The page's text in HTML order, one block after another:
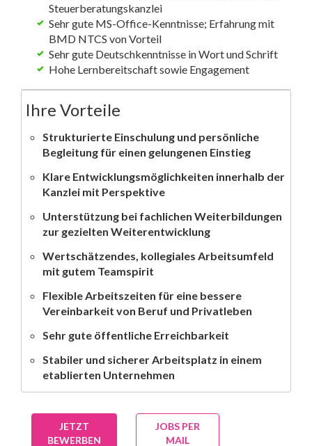
Steuerberatungskanzlei
Sehr gute MS-Office-Kenntnisse; Erfahrung mit
BMD NTCS von Vorteil
Sehr gute Deutschkenntnisse in Wort und Schrift
Hohe Lernbereitschaft sowie Engagement
Ihre Vorteile
Strukturierte Einschulung und persönliche
Begleitung für einen gelungenen Einstieg
Klare Entwicklungsmöglichkeiten innerhalb der
Kanzlei mit Perspektive
Unterstützung bei fachlichen Weiterbildungen
zur gezielten Weiterentwicklung
Wertschätzendes, kollegiales Arbeitsumfeld
mit gutem Teamspirit
Flexible Arbeitszeiten für eine bessere
Vereinbarkeit von Beruf und Privatleben
Sehr gute öffentliche Erreichbarkeit
Stabiler und sicherer Arbeitsplatz in einem
etablierten Unternehmen
JETZT
BEWERBEN
JOBS PER
MAIL